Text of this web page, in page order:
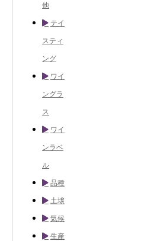
他
テイ
スティ
ング
ワイ
ングラ
ス
ワイ
ンラベ
ル
品種
土壌
気候
生産